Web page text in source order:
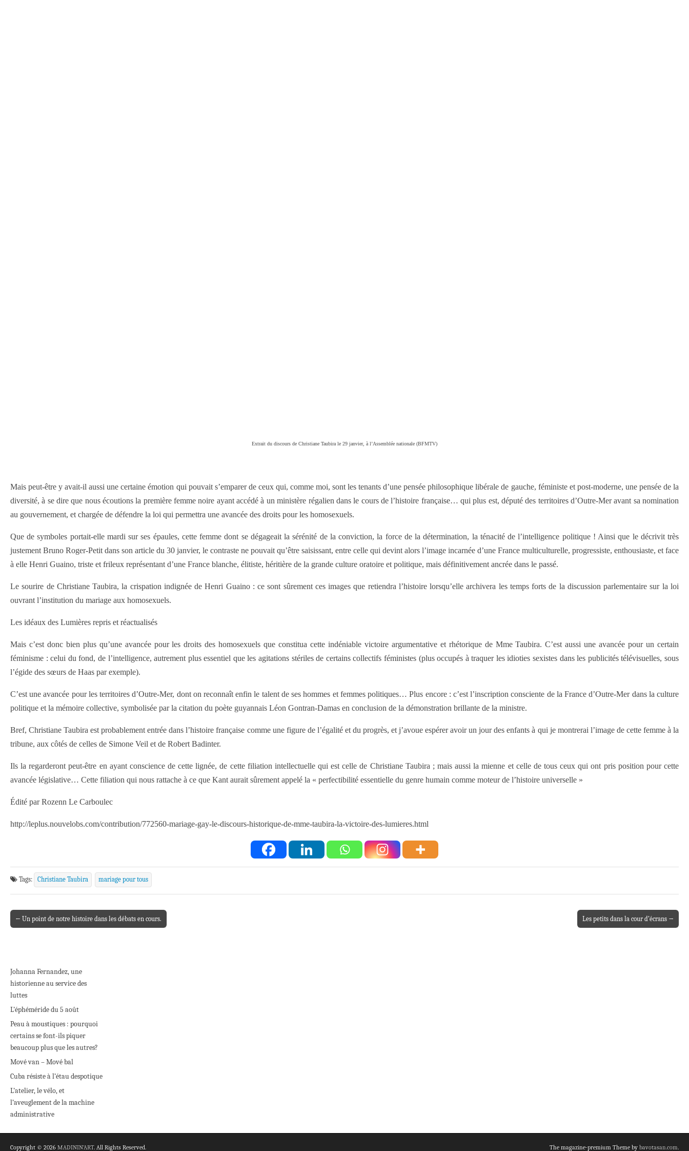
Extrait du discours de Christiane Taubira le 29 janvier, à l’Assemblée nationale (BFMTV)
Mais peut-être y avait-il aussi une certaine émotion qui pouvait s’emparer de ceux qui, comme moi, sont les tenants d’une pensée philosophique libérale de gauche, féministe et post-moderne, une pensée de la
diversité, à se dire que nous écoutions la première femme noire ayant accédé à un ministère régalien dans le cours de l’histoire française… qui plus est, député des territoires d’Outre-Mer avant sa nomination
au gouvernement, et chargée de défendre la loi qui permettra une avancée des droits pour les homosexuels.
Que de symboles portait-elle mardi sur ses épaules, cette femme dont se dégageait la sérénité de la conviction, la force de la détermination, la ténacité de l’intelligence politique ! Ainsi que le décrivit très
justement Bruno Roger-Petit dans son article du 30 janvier, le contraste ne pouvait qu’être saisissant, entre celle qui devint alors l’image incarnée d’une France multiculturelle, progressiste, enthousiaste, et face
à elle Henri Guaino, triste et frileux représentant d’une France blanche, élitiste, héritière de la grande culture oratoire et politique, mais définitivement ancrée dans le passé.
Le sourire de Christiane Taubira, la crispation indignée de Henri Guaino : ce sont sûrement ces images que retiendra l’histoire lorsqu’elle archivera les temps forts de la discussion parlementaire sur la loi
ouvrant l’institution du mariage aux homosexuels.
Les idéaux des Lumières repris et réactualisés
Mais c’est donc bien plus qu’une avancée pour les droits des homosexuels que constitua cette indéniable victoire argumentative et rhétorique de Mme Taubira. C’est aussi une avancée pour un certain
féminisme : celui du fond, de l’intelligence, autrement plus essentiel que les agitations stériles de certains collectifs féministes (plus occupés à traquer les idioties sexistes dans les publicités télévisuelles, sous
l’égide des sœurs de Haas par exemple).
C’est une avancée pour les territoires d’Outre-Mer, dont on reconnaît enfin le talent de ses hommes et femmes politiques… Plus encore : c’est l’inscription consciente de la France d’Outre-Mer dans la culture
politique et la mémoire collective, symbolisée par la citation du poète guyannais Léon Gontran-Damas en conclusion de la démonstration brillante de la ministre.
Bref, Christiane Taubira est probablement entrée dans l’histoire française comme une figure de l’égalité et du progrès, et j’avoue espérer avoir un jour des enfants à qui je montrerai l’image de cette femme à la
tribune, aux côtés de celles de Simone Veil et de Robert Badinter.
Ils la regarderont peut-être en ayant conscience de cette lignée, de cette filiation intellectuelle qui est celle de Christiane Taubira ; mais aussi la mienne et celle de tous ceux qui ont pris position pour cette
avancée législative… Cette filiation qui nous rattache à ce que Kant aurait sûrement appelé la « perfectibilité essentielle du genre humain comme moteur de l’histoire universelle »
Édité par Rozenn Le Carboulec
http://leplus.nouvelobs.com/contribution/772560-mariage-gay-le-discours-historique-de-mme-taubira-la-victoire-des-lumieres.html
Tags: Christiane Taubira mariage pour tous
Post navigation
← Un point de notre histoire dans les débats en cours. Les petits dans la cour d’écrans →
Johanna Fernandez, une
historienne au service des
luttes
L’éphéméride du 5 août
Peau à moustiques : pourquoi
certains se font-ils piquer
beaucoup plus que les autres?
Mové van – Mové bal
Cuba résiste à l’étau despotique
L’atelier, le vélo, et
l’aveuglement de la machine
administrative
Copyright © 2026 MADININ'ART. All Rights Reserved. The magazine-premium Theme by bavotasan.com.